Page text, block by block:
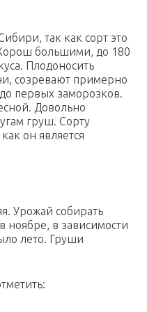
так как сорт это
большими, до 180
Плодоносить
созревают примерно
первых заморозков.
Довольно
груш. Сорту
он является
Урожай собирать
ноябре, в зависимости
лето. Груши